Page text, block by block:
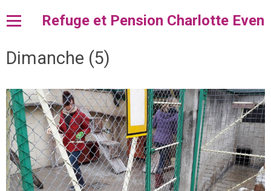
Refuge et Pension Charlotte Even
Accueil
Pension et Fourrière
Adopter
Dons et Legs
Divers
Dimanche (5)